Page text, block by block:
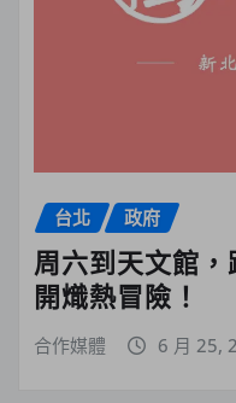
台北 政府
周六到天文館
開熾熱冒險！
合作媒體 6 月 25,